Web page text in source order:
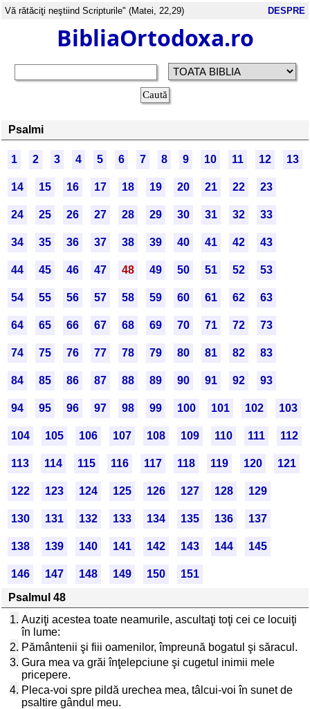
Vă rătăciţi neştiind Scripturile" (Matei, 22,29) DESPRE
BibliaOrtodoxa.ro
Psalmi
1 2 3 4 5 6 7 8 9 10 11 12 13
14 15 16 17 18 19 20 21 22 23
24 25 26 27 28 29 30 31 32 33
34 35 36 37 38 39 40 41 42 43
44 45 46 47 48 49 50 51 52 53
54 55 56 57 58 59 60 61 62 63
64 65 66 67 68 69 70 71 72 73
74 75 76 77 78 79 80 81 82 83
84 85 86 87 88 89 90 91 92 93
94 95 96 97 98 99 100 101 102 103
104 105 106 107 108 109 110 111 112
113 114 115 116 117 118 119 120 121
122 123 124 125 126 127 128 129
130 131 132 133 134 135 136 137
138 139 140 141 142 143 144 145
146 147 148 149 150
151
Psalmul 48
1. Auziţi acestea toate neamurile, ascultaţi toţi cei ce locuiţi
în lume:
2. Pământenii şi fiii oamenilor, împreună bogatul şi săracul.
3. Gura mea va grăi înţelepciune şi cugetul inimii mele
pricepere.
4. Pleca-voi spre pildă urechea mea, tâlcui-voi în sunet de
psaltire gândul meu.